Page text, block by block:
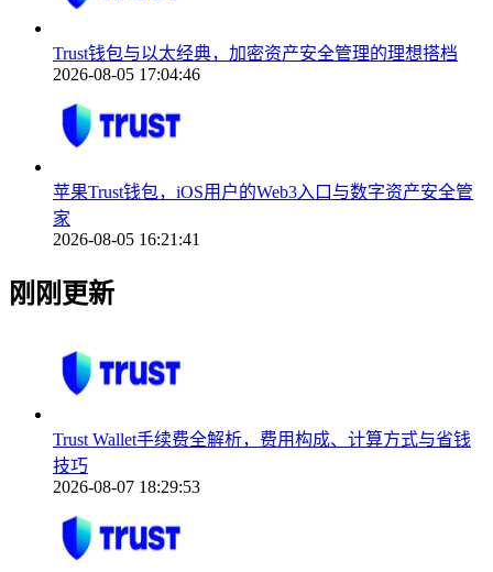
Trust钱包与以太经典，加密资产安全管理的理想搭档
2026-08-05 17:04:46
苹果Trust钱包，iOS用户的Web3入口与数字资产安全管
家
2026-08-05 16:21:41
刚刚更新
Trust Wallet手续费全解析，费用构成、计算方式与省钱
技巧
2026-08-07 18:29:53